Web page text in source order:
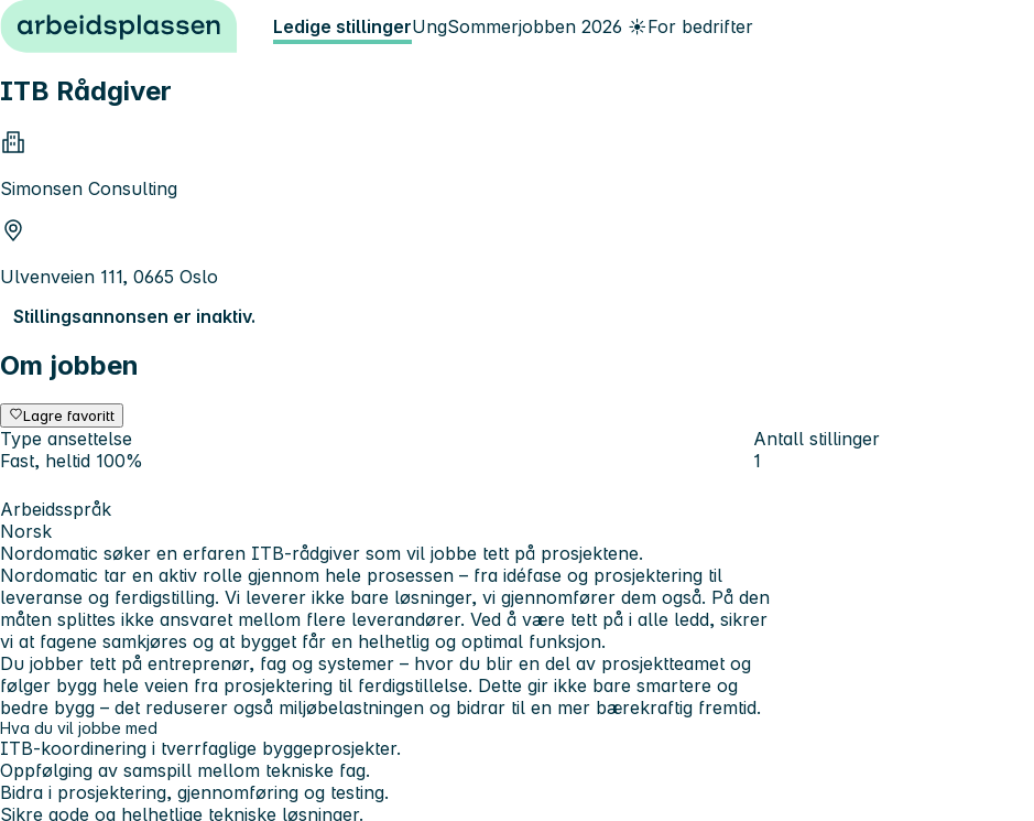
Hopp til innhold Ledige stillingerUngSommerjobben 2026 ☀️For bedrifter
ITB Rådgiver
Simonsen Consulting
Ulvenveien 111, 0665 Oslo
Stillingsannonsen er inaktiv.
Om jobben
Lagre favoritt
Type ansettelse
Fast, heltid 100%
Antall stillinger
1
Arbeidsspråk
Norsk
Nordomatic søker en erfaren ITB-rådgiver som vil jobbe tett på prosjektene.
Nordomatic tar en aktiv rolle gjennom hele prosessen – fra idéfase og prosjektering til
leveranse og ferdigstilling. Vi leverer ikke bare løsninger, vi gjennomfører dem også. På den
måten splittes ikke ansvaret mellom flere leverandører. Ved å være tett på i alle ledd, sikrer
vi at fagene samkjøres og at bygget får en helhetlig og optimal funksjon.
Du jobber tett på entreprenør, fag og systemer – hvor du blir en del av prosjektteamet og
følger bygg hele veien fra prosjektering til ferdigstillelse. Dette gir ikke bare smartere og
bedre bygg – det reduserer også miljøbelastningen og bidrar til en mer bærekraftig fremtid.
Hva du vil jobbe med
ITB-koordinering i tverrfaglige byggeprosjekter.
Oppfølging av samspill mellom tekniske fag.
Bidra i prosjektering, gjennomføring og testing.
Sikre gode og helhetlige tekniske løsninger.